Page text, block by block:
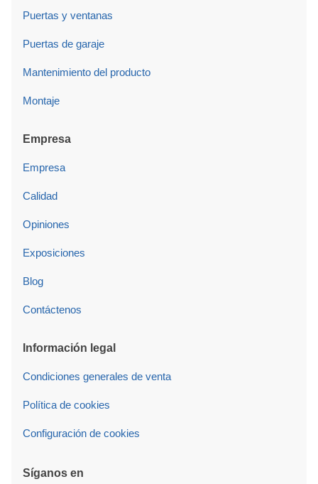
Puertas y ventanas
Puertas de garaje
Mantenimiento del producto
Montaje
Empresa
Empresa
Calidad
Opiniones
Exposiciones
Blog
Contáctenos
Información legal
Condiciones generales de venta
Política de cookies
Configuración de cookies
Síganos en